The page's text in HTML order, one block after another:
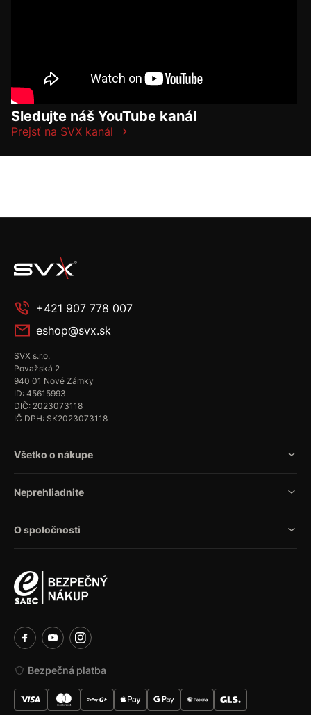
Sledujte náš YouTube kanál
Prejsť na SVX kanál
+421 907 778 007
eshop@svx.sk
SVX s.r.o.
Považská 2
940 01 Nové Zámky
ID: 45615993
DIČ: 2023073118
IČ DPH: SK2023073118
Všetko o nákupe
Neprehliadnite
O spoločnosti
Bezpečná platba